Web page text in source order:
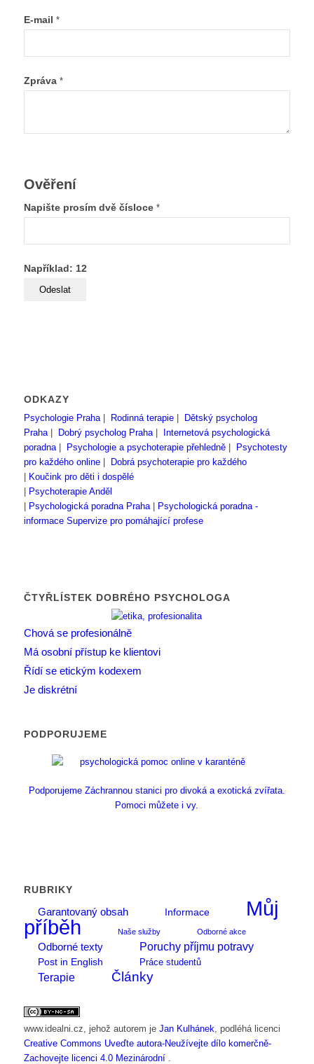
E-mail *
Zpráva *
Ověření
Napište prosím dvě čísloce *
Například: 12
ODKAZY
Psychologie Praha| Rodinná terapie|
Dětský psycholog
Praha| Dobrý psycholog Praha|
Internetová psychologická
poradna| Psychologie a psychoterapie přehledně|
Psychotesty
pro každého online|
Dobrá psychoterapie pro každého
Koučink pro děti i dospělé
Psychoterapie Anděl
Psychologická poradna Praha|
Psychologická poradna -
informace Supervize pro pomáhající profese
ČTYŘLÍSTEK DOBRÉHO PSYCHOLOGA
Chová se profesionálně
Má osobní přístup ke klientovi
Řídí se etickým kodexem
Je diskrétní
PODPORUJEME
Podporujeme Záchrannou stanici pro divoká a exotická zvířata.
Pomoci můžete i vy.
RUBRIKY
Garantovaný obsah
Informace
Můj
příběh
Naše služby Odborné akce
Odborné texty Poruchy příjmu potravy
Post in English Práce studentů
Terapie Články
www.idealni.cz , jehož autorem je Jan Kulhánek , podléhá licenci
Creative Commons Uveďte autora-Neužívejte dílo komerčně-
Zachovejte licenci 4.0 Mezinárodní